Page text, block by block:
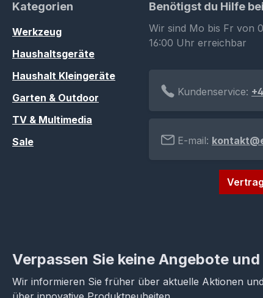
Kategorien
Werkzeug
Haushaltsgeräte
Haushalt Kleingeräte
Garten & Outdoor
TV & Multimedia
Sale
Benötigst du Hilfe
Wir sind Mo bis Fr von
16:00 Uhr erreichbar
Kundenservice:
E-mail:
Verpassen Sie keine Angebote
Wir informieren Sie früher über aktuelle Aktionen